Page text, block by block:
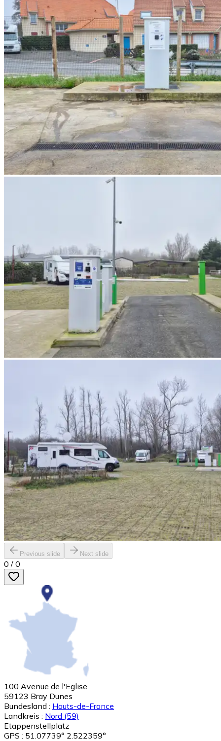
Previous slide Next slide
0 / 0
100 Avenue de l'Eglise
59123 Bray Dunes
Bundesland : Hauts-de-France
Landkreis : Nord (59)
Etappenstellplatz
GPS : 51.07739° 2.522359°